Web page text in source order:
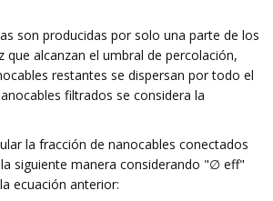
son producidas por solo una parte de los
que alcanzan el umbral de percolación,
restantes se dispersan por todo el
filtrados se considera la
la fracción de nanocables conectados
siguiente manera considerando "∅ eff"
ecuación anterior: